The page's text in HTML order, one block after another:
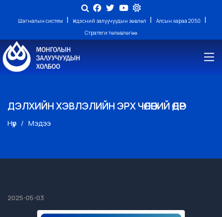
Шагналын систем | Үндэсний залуучуудын зөвлөл | Алсын хараа 2050 |
Стратеги төлөвлөгөө
ДЭЛХИЙН ХЭВЛЭЛИЙН ЭРХ ЧӨЛӨӨНИЙ ӨДӨР
Нүүр Мэдээ
2025-05-03